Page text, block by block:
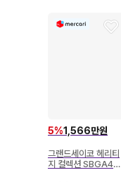
5%1,566만원
그랜드세이코 헤리티
지 컬렉션 SBGA443